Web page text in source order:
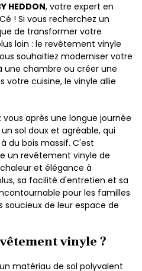
HEDDON, votre expert en
! Si vous recherchez un
de transformer votre
loin : le revêtement vinyle
souhaitiez moderniser votre
une chambre ou créer une
cuisine, le vinyle allie
après une longue journée
sol doux et agréable, qui
du bois massif. C'est
un revêtement vinyle de
et élégance à
sa facilité d'entretien et sa
pour les familles
soucieux de leur espace de
vinyle ?
matériau de sol polyvalent